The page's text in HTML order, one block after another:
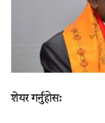
शेयर गर्नुहोस: